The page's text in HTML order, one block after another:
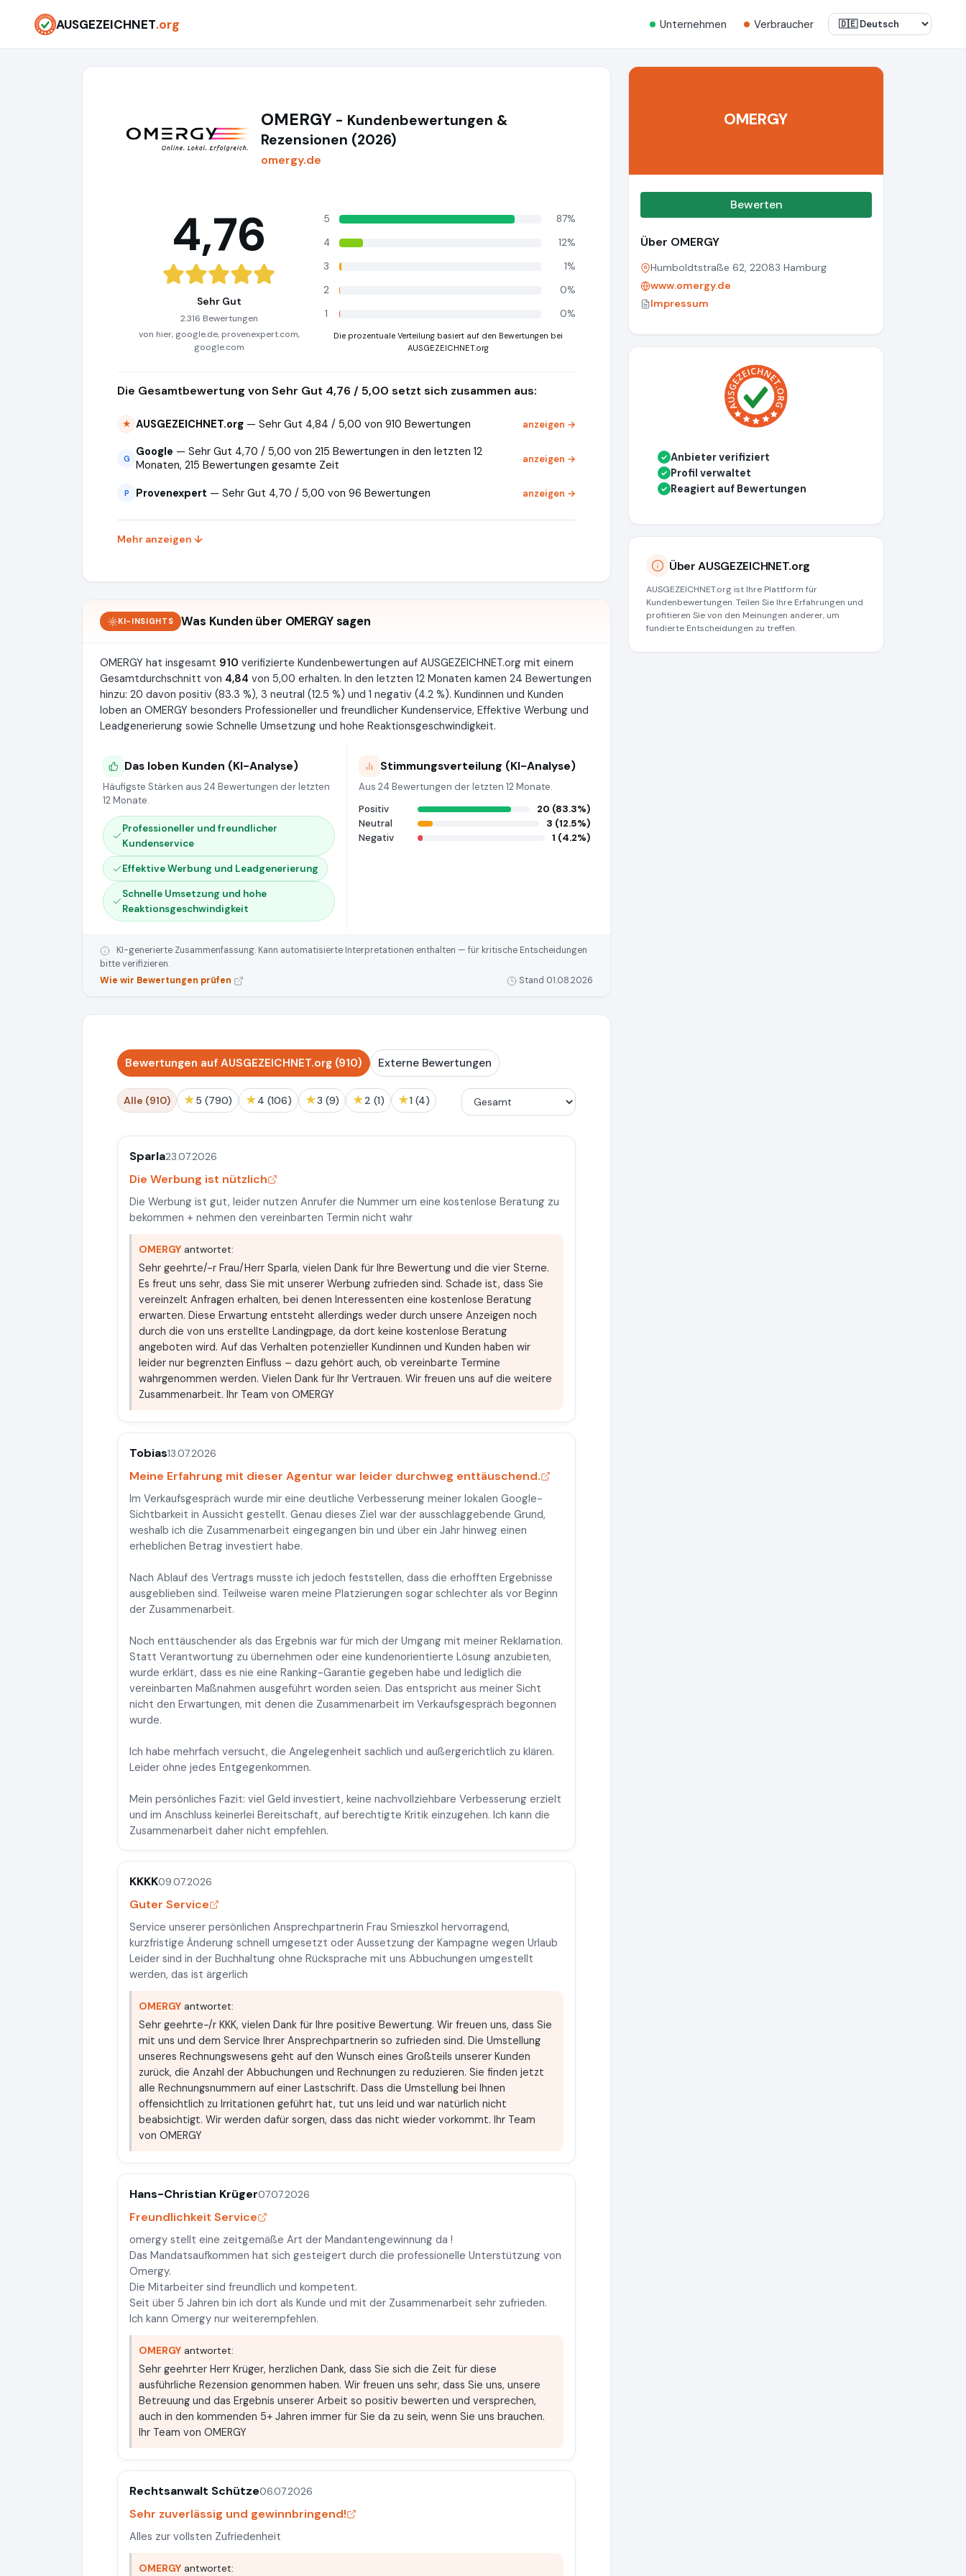
AUSGEZEICHNET.org Unternehmen Verbraucher
OMERGY - Kundenbewertungen &
Rezensionen (2026)
omergy.de
4,76
Sehr Gut
2.316 Bewertungen
von hier, google.de, provenexpert.com,
google.com
5
87%
4
12%
3
1%
2
0%
1
0%
Die prozentuale Verteilung basiert auf den Bewertungen bei
AUSGEZEICHNET.org
Die Gesamtbewertung von Sehr Gut 4,76 / 5,00 setzt sich zusammen aus:
★ AUSGEZEICHNET.org — Sehr Gut 4,84 / 5,00 von 910 Bewertungen anzeigen →
G Google — Sehr Gut 4,70 / 5,00 von 215 Bewertungen in den letzten 12
Monaten, 215 Bewertungen gesamte Zeit
anzeigen →
P Provenexpert — Sehr Gut 4,70 / 5,00 von 96 Bewertungen anzeigen →
Mehr anzeigen ↓
KI-INSIGHTS Was Kunden über OMERGY sagen
OMERGY hat insgesamt 910 verifizierte Kundenbewertungen auf AUSGEZEICHNET.org mit einem
Gesamtdurchschnitt von 4,84 von 5,00 erhalten. In den letzten 12 Monaten kamen 24 Bewertungen
hinzu: 20 davon positiv (83.3 %), 3 neutral (12.5 %) und 1 negativ (4.2 %). Kundinnen und Kunden
loben an OMERGY besonders Professioneller und freundlicher Kundenservice, Effektive Werbung und
Leadgenerierung sowie Schnelle Umsetzung und hohe Reaktionsgeschwindigkeit.
Das loben Kunden (KI-Analyse)
Häufigste Stärken aus 24 Bewertungen der letzten
12 Monate.
Professioneller und freundlicher
Kundenservice
Effektive Werbung und Leadgenerierung
Schnelle Umsetzung und hohe
Reaktionsgeschwindigkeit
Stimmungsverteilung (KI-Analyse)
Aus 24 Bewertungen der letzten 12 Monate.
Positiv
20 (83.3%)
Neutral
3 (12.5%)
Negativ
1 (4.2%)
KI-generierte Zusammenfassung. Kann automatisierte Interpretationen enthalten — für kritische Entscheidungen
bitte verifizieren.
Wie wir Bewertungen prüfen
Stand 01.08.2026
Bewertungen auf AUSGEZEICHNET.org (910) Externe Bewertungen
Alle (910) ★ 5 (790) ★ 4 (106) ★ 3 (9) ★ 2 (1) ★ 1 (4)
Sparla23.07.2026
Die Werbung ist nützlich
Die Werbung ist gut, leider nutzen Anrufer die Nummer um eine kostenlose Beratung zu
bekommen + nehmen den vereinbarten Termin nicht wahr
OMERGY antwortet:
Sehr geehrte/-r Frau/Herr Sparla, vielen Dank für Ihre Bewertung und die vier Sterne.
Es freut uns sehr, dass Sie mit unserer Werbung zufrieden sind. Schade ist, dass Sie
vereinzelt Anfragen erhalten, bei denen Interessenten eine kostenlose Beratung
erwarten. Diese Erwartung entsteht allerdings weder durch unsere Anzeigen noch
durch die von uns erstellte Landingpage, da dort keine kostenlose Beratung
angeboten wird. Auf das Verhalten potenzieller Kundinnen und Kunden haben wir
leider nur begrenzten Einfluss – dazu gehört auch, ob vereinbarte Termine
wahrgenommen werden. Vielen Dank für Ihr Vertrauen. Wir freuen uns auf die weitere
Zusammenarbeit. Ihr Team von OMERGY
Tobias13.07.2026
Meine Erfahrung mit dieser Agentur war leider durchweg enttäuschend.
Im Verkaufsgespräch wurde mir eine deutliche Verbesserung meiner lokalen Google-
Sichtbarkeit in Aussicht gestellt. Genau dieses Ziel war der ausschlaggebende Grund,
weshalb ich die Zusammenarbeit eingegangen bin und über ein Jahr hinweg einen
erheblichen Betrag investiert habe.
Nach Ablauf des Vertrags musste ich jedoch feststellen, dass die erhofften Ergebnisse
ausgeblieben sind. Teilweise waren meine Platzierungen sogar schlechter als vor Beginn
der Zusammenarbeit.
Noch enttäuschender als das Ergebnis war für mich der Umgang mit meiner Reklamation.
Statt Verantwortung zu übernehmen oder eine kundenorientierte Lösung anzubieten,
wurde erklärt, dass es nie eine Ranking-Garantie gegeben habe und lediglich die
vereinbarten Maßnahmen ausgeführt worden seien. Das entspricht aus meiner Sicht
nicht den Erwartungen, mit denen die Zusammenarbeit im Verkaufsgespräch begonnen
wurde.
Ich habe mehrfach versucht, die Angelegenheit sachlich und außergerichtlich zu klären.
Leider ohne jedes Entgegenkommen.
Mein persönliches Fazit: viel Geld investiert, keine nachvollziehbare Verbesserung erzielt
und im Anschluss keinerlei Bereitschaft, auf berechtigte Kritik einzugehen. Ich kann die
Zusammenarbeit daher nicht empfehlen.
KKKK09.07.2026
Guter Service
Service unserer persönlichen Ansprechpartnerin Frau Smieszkol hervorragend,
kurzfristige Änderung schnell umgesetzt oder Aussetzung der Kampagne wegen Urlaub
Leider sind in der Buchhaltung ohne Rücksprache mit uns Abbuchungen umgestellt
werden, das ist ärgerlich
OMERGY antwortet:
Sehr geehrte-/r KKK, vielen Dank für Ihre positive Bewertung. Wir freuen uns, dass Sie
mit uns und dem Service Ihrer Ansprechpartnerin so zufrieden sind. Die Umstellung
unseres Rechnungswesens geht auf den Wunsch eines Großteils unserer Kunden
zurück, die Anzahl der Abbuchungen und Rechnungen zu reduzieren. Sie finden jetzt
alle Rechnungsnummern auf einer Lastschrift. Dass die Umstellung bei Ihnen
offensichtlich zu Irritationen geführt hat, tut uns leid und war natürlich nicht
beabsichtigt. Wir werden dafür sorgen, dass das nicht wieder vorkommt. Ihr Team
von OMERGY
Hans-Christian Krüger07.07.2026
Freundlichkeit Service
omergy stellt eine zeitgemäße Art der Mandantengewinnung da !
Das Mandatsaufkommen hat sich gesteigert durch die professionelle Unterstützung von
Omergy.
Die Mitarbeiter sind freundlich und kompetent.
Seit über 5 Jahren bin ich dort als Kunde und mit der Zusammenarbeit sehr zufrieden.
Ich kann Omergy nur weiterempfehlen.
OMERGY antwortet:
Sehr geehrter Herr Krüger, herzlichen Dank, dass Sie sich die Zeit für diese
ausführliche Rezension genommen haben. Wir freuen uns sehr, dass Sie uns, unsere
Betreuung und das Ergebnis unserer Arbeit so positiv bewerten und versprechen,
auch in den kommenden 5+ Jahren immer für Sie da zu sein, wenn Sie uns brauchen.
Ihr Team von OMERGY
Rechtsanwalt Schütze06.07.2026
Sehr zuverlässig und gewinnbringend!
Alles zur vollsten Zufriedenheit
OMERGY antwortet:
OMERGY
Bewerten
Über OMERGY
Humboldtstraße 62, 22083 Hamburg
www.omergy.de
Impressum
✓ Anbieter verifiziert
✓ Profil verwaltet
✓ Reagiert auf Bewertungen
Über AUSGEZEICHNET.org
AUSGEZEICHNET.org ist Ihre Plattform für
Kundenbewertungen. Teilen Sie Ihre Erfahrungen und
profitieren Sie von den Meinungen anderer, um
fundierte Entscheidungen zu treffen.